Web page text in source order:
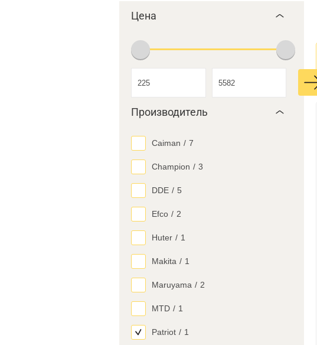
Цена
Производитель
Caiman / 7
Champion / 3
DDE / 5
Efco / 2
Huter / 1
Makita / 1
Maruyama / 2
MTD / 1
Patriot / 1